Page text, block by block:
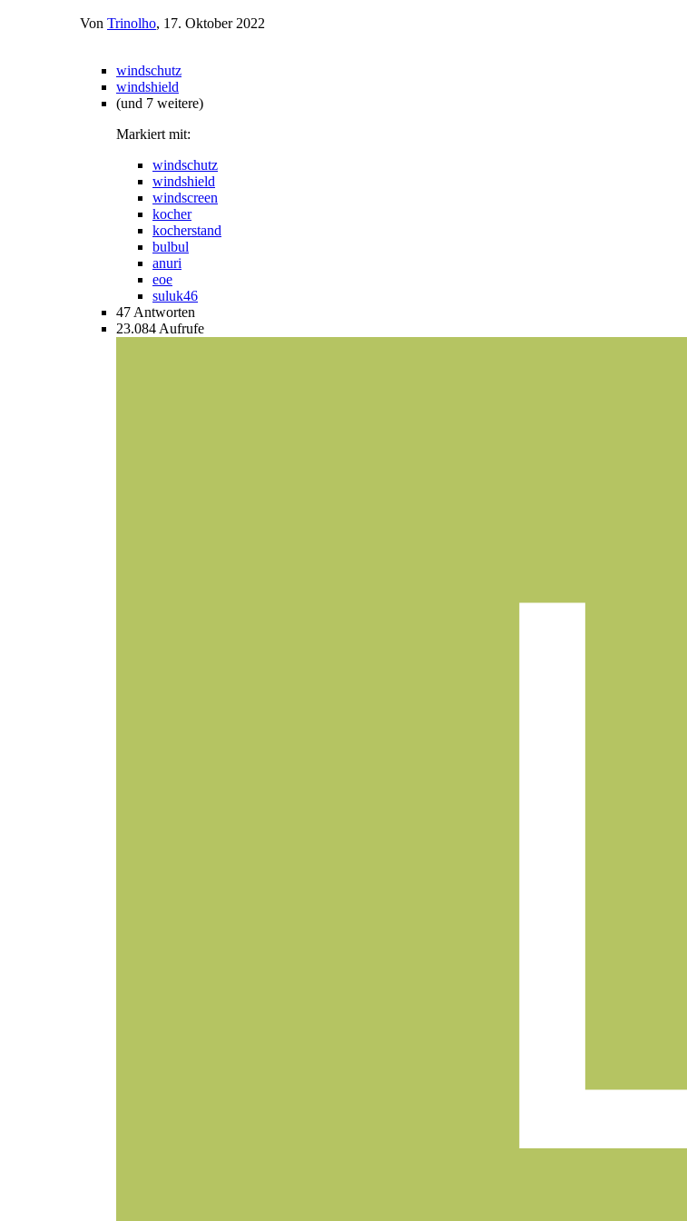
Von Trinolho, 17. Oktober 2022
windschutz
windshield
(und 7 weitere)
Markiert mit:
windschutz
windshield
windscreen
kocher
kocherstand
bulbul
anuri
eoe
suluk46
47 Antworten
23.084 Aufrufe